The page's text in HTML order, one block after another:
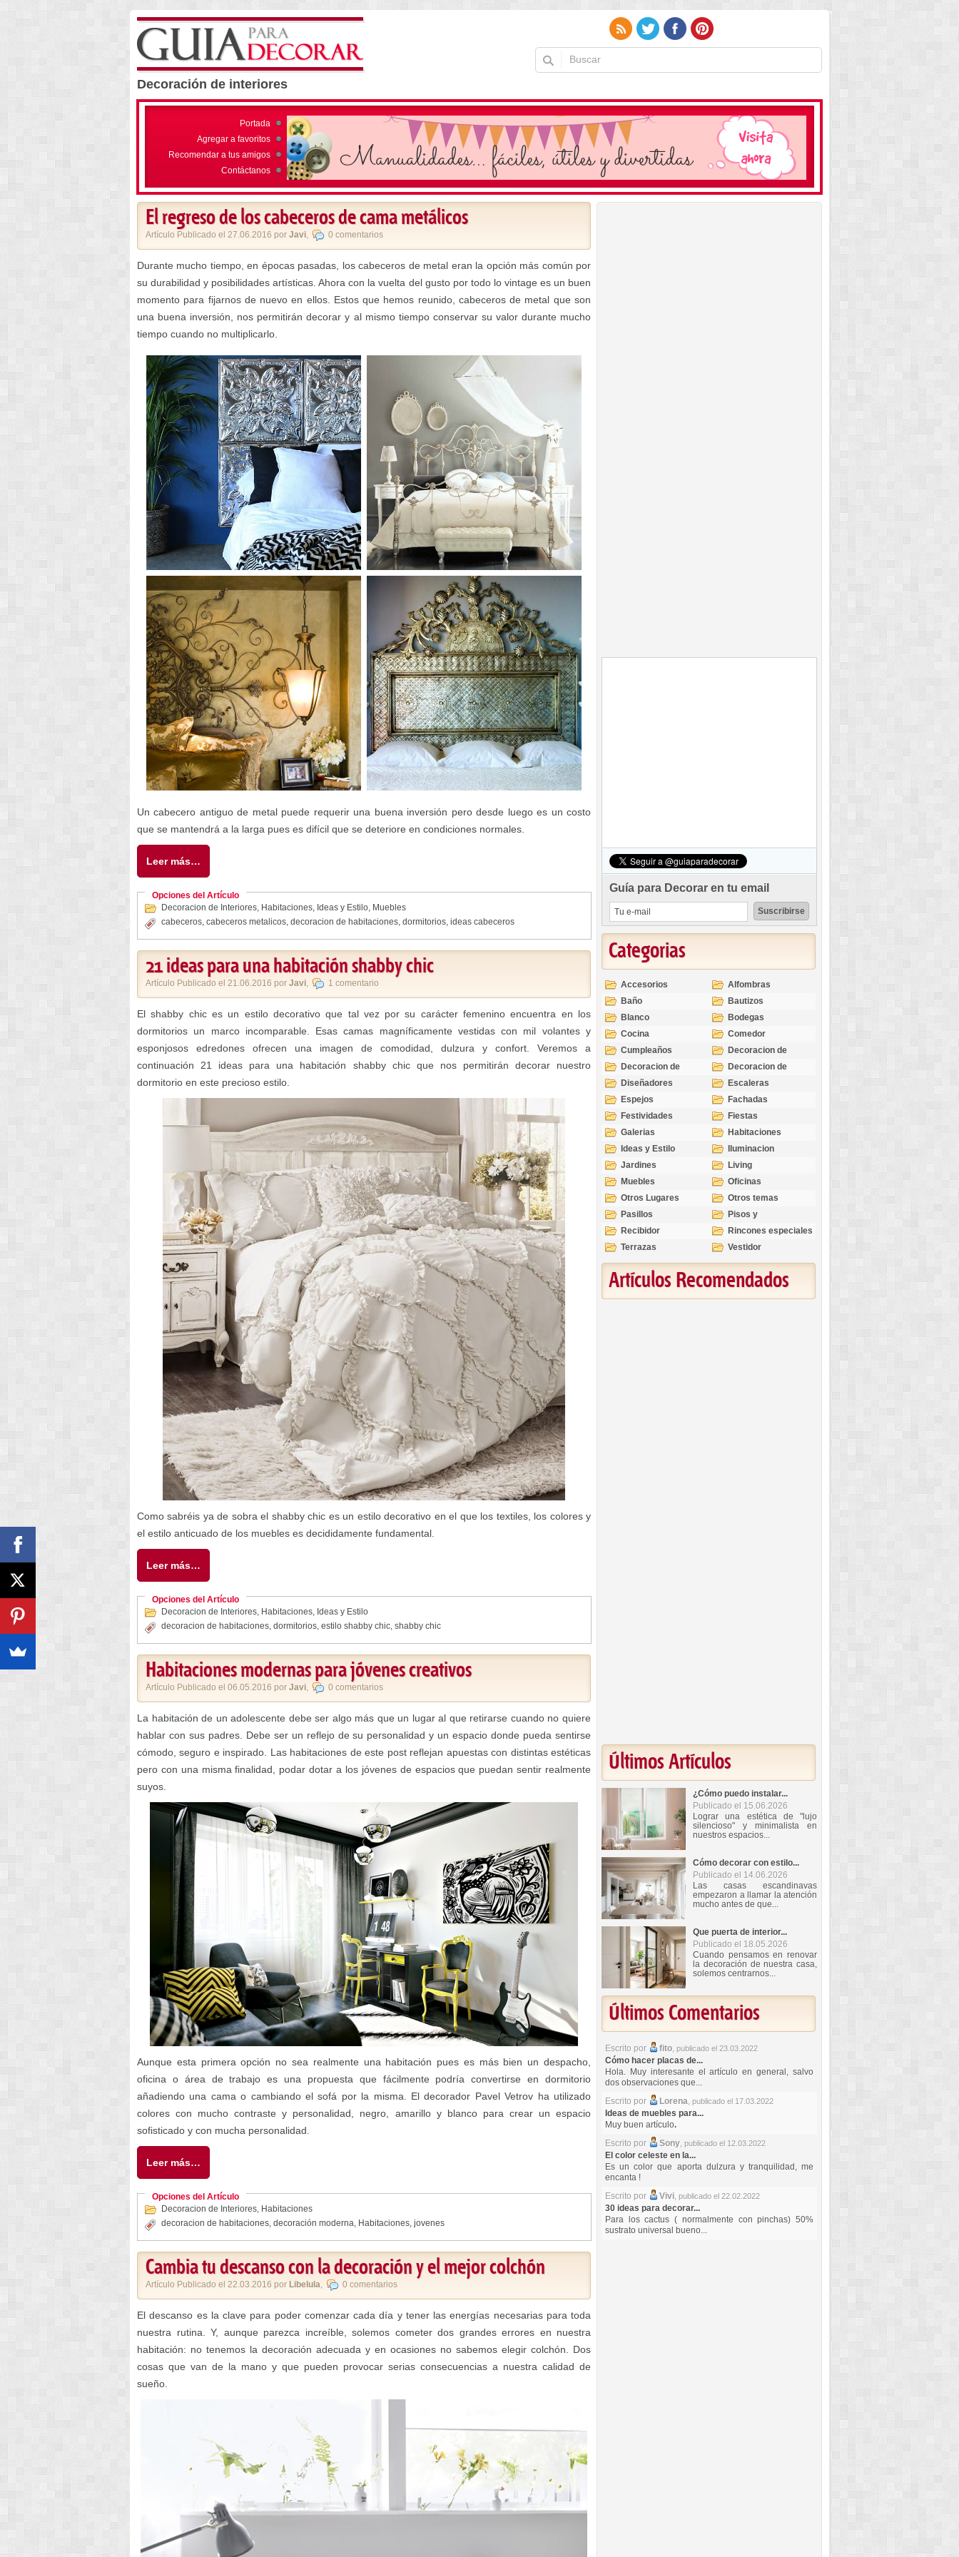
Decoración de interiores
Portada
Agregar a favoritos
Recomendar a tus amigos
Contáctanos
El regreso de los cabeceros de cama metálicos
Artículo Publicado el 27.06.2016 por Javi, 0 comentarios
Durante mucho tiempo, en épocas pasadas, los cabeceros de metal eran la opción más común por
su durabilidad y posibilidades artísticas. Ahora con la vuelta del gusto por todo lo vintage es un buen
momento para fijarnos de nuevo en ellos. Estos que hemos reunido, cabeceros de metal que son
una buena inversión, nos permitirán decorar y al mismo tiempo conservar su valor durante mucho
tiempo cuando no multiplicarlo.
Un cabecero antiguo de metal puede requerir una buena inversión pero desde luego es un costo
que se mantendrá a la larga pues es difícil que se deteriore en condiciones normales.
Leer más…
Opciones del Artículo
Decoracion de Interiores, Habitaciones, Ideas y Estilo, Muebles
cabeceros, cabeceros metalicos, decoracion de habitaciones, dormitorios, ideas cabeceros
21 ideas para una habitación shabby chic
Artículo Publicado el 21.06.2016 por Javi, 1 comentario
El shabby chic es un estilo decorativo que tal vez por su carácter femenino encuentra en los
dormitorios un marco incomparable. Esas camas magníficamente vestidas con mil volantes y
esponjosos edredones ofrecen una imagen de comodidad, dulzura y confort. Veremos a
continuación 21 ideas para una habitación shabby chic que nos permitirán decorar nuestro
dormitorio en este precioso estilo.
Como sabréis ya de sobra el shabby chic es un estilo decorativo en el que los textiles, los colores y
el estilo anticuado de los muebles es decididamente fundamental.
Leer más…
Opciones del Artículo
Decoracion de Interiores, Habitaciones, Ideas y Estilo
decoracion de habitaciones, dormitorios, estilo shabby chic, shabby chic
Habitaciones modernas para jóvenes creativos
Artículo Publicado el 06.05.2016 por Javi, 0 comentarios
La habitación de un adolescente debe ser algo más que un lugar al que retirarse cuando no quiere
hablar con sus padres. Debe ser un reflejo de su personalidad y un espacio donde pueda sentirse
cómodo, seguro e inspirado. Las habitaciones de este post reflejan apuestas con distintas estéticas
pero con una misma finalidad, podar dotar a los jóvenes de espacios que puedan sentir realmente
suyos.
Aunque esta primera opción no sea realmente una habitación pues es más bien un despacho,
oficina o área de trabajo es una propuesta que fácilmente podría convertirse en dormitorio
añadiendo una cama o cambiando el sofá por la misma. El decorador Pavel Vetrov ha utilizado
colores con mucho contraste y personalidad, negro, amarillo y blanco para crear un espacio
sofisticado y con mucha personalidad.
Leer más…
Opciones del Artículo
Decoracion de Interiores, Habitaciones
decoracion de habitaciones, decoración moderna, Habitaciones, jovenes
Cambia tu descanso con la decoración y el mejor colchón
Artículo Publicado el 22.03.2016 por Libelula, 0 comentarios
El descanso es la clave para poder comenzar cada día y tener las energías necesarias para toda
nuestra rutina. Y, aunque parezca increíble, solemos cometer dos grandes errores en nuestra
habitación: no tenemos la decoración adecuada y en ocasiones no sabemos elegir colchón. Dos
cosas que van de la mano y que pueden provocar serias consecuencias a nuestra calidad de
sueño.
Guía para Decorar en tu email
Categorias
Accesorios
Alfombras
Baño
Bautizos
Blanco
Bodegas
Cocina
Comedor
Cumpleaños
Decoracion de
Exteriores
Decoracion de
Interiores
Decoracion de
Ocasiones
Diseñadores
Escaleras
Espejos
Fachadas
Festividades
Fiestas
Galerias
Habitaciones
Ideas y Estilo
Iluminacion
Jardines
Living
Muebles
Oficinas
Otros Lugares
Otros temas
Pasillos
Pisos y
revestimientos
Recibidor
Rincones especiales
Terrazas
Vestidor
Artículos Recomendados
Últimos Artículos
¿Cómo puedo instalar...
Publicado el 15.06.2026
Lograr una estética de "lujo
silencioso" y minimalista en
nuestros espacios...
Cómo decorar con estilo...
Publicado el 14.06.2026
Las casas escandinavas
empezaron a llamar la atención
mucho antes de que...
Que puerta de interior...
Publicado el 18.05.2026
Cuando pensamos en renovar
la decoración de nuestra casa,
solemos centrarnos...
Últimos Comentarios
Escrito por fito, publicado el 23.03.2022
Cómo hacer placas de...
Hola. Muy interesante el artículo en general, salvo
dos observaciones que...
Escrito por
Lorena, publicado el 17.03.2022
Ideas de muebles para...
Muy buen artículo.
Escrito por
Sony, publicado el 12.03.2022
El color celeste en la...
Es un color que aporta dulzura y tranquilidad, me
encanta !
Escrito por
Vivi, publicado el 22.02.2022
30 ideas para decorar...
Para los cactus ( normalmente con pinchas) 50%
sustrato universal bueno...